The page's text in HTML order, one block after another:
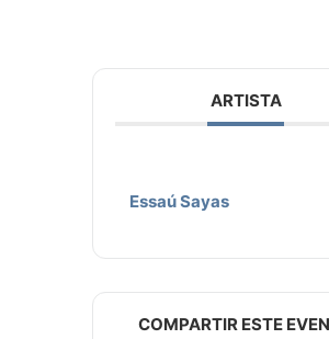
ARTISTA
Essaú Sayas
COMPARTIR ESTE